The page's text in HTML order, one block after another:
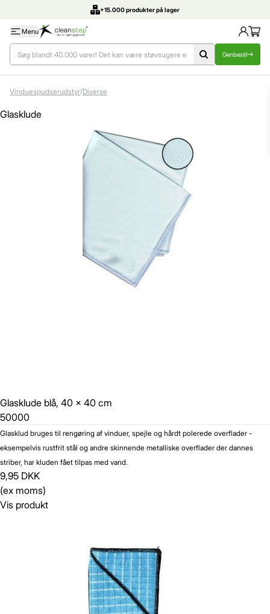
DK's bedste priser
Menu
Genbestil
Vinduespudserudstyr/Diverse
Glasklude
Glasklude blå, 40 x 40 cm
50000
Glasklud bruges til rengøring af vinduer, spejle og hårdt polerede overflader -
eksempelvis rustfrit stål og andre skinnende metalliske overflader der dannes
striber, har kluden fået tilpas med vand.
9,95 DKK
(ex moms)
Vis produkt